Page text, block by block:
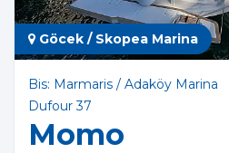
Göcek / Skopea Marina
Bis: Marmaris / Adaköy Marina
Dufour 37
Momo